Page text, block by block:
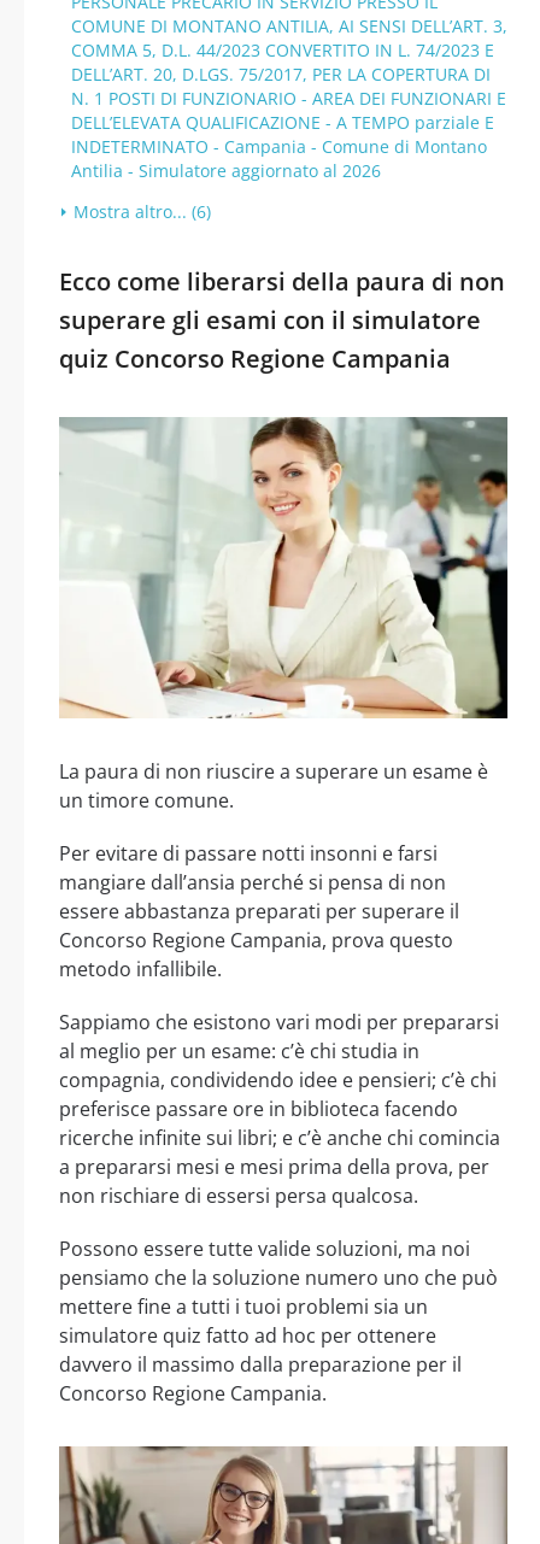
COMUNE DI MONTANO ANTILIA, AI SENSI DELL’ART. 3,
COMMA 5, D.L. 44/2023 CONVERTITO IN L. 74/2023 E
DELL’ART. 20, D.LGS. 75/2017, PER LA COPERTURA DI
N. 1 POSTI DI FUNZIONARIO - AREA DEI FUNZIONARI E
DELL’ELEVATA QUALIFICAZIONE - A TEMPO parziale E
INDETERMINATO - Campania - Comune di Montano
Antilia - Simulatore aggiornato al 2026
Mostra altro... (6)
Ecco come liberarsi della paura di non
superare gli esami con il simulatore
quiz Concorso Regione Campania
La paura di non riuscire a superare un esame è
un timore comune.
Per evitare di passare notti insonni e farsi
mangiare dall’ansia perché si pensa di non
essere abbastanza preparati per superare il
Concorso Regione Campania, prova questo
metodo infallibile.
Sappiamo che esistono vari modi per prepararsi
al meglio per un esame: c’è chi studia in
compagnia, condividendo idee e pensieri; c’è chi
preferisce passare ore in biblioteca facendo
ricerche infinite sui libri; e c’è anche chi comincia
a prepararsi mesi e mesi prima della prova, per
non rischiare di essersi persa qualcosa.
Possono essere tutte valide soluzioni, ma noi
pensiamo che la soluzione numero uno che può
mettere fine a tutti i tuoi problemi sia un
simulatore quiz fatto ad hoc per ottenere
davvero il massimo dalla preparazione per il
Concorso Regione Campania.